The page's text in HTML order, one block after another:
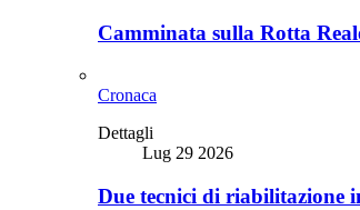
Camminata sulla Rotta
Cronaca
Dettagli
Lug 29 2026
Due tecnici di riabilitazione